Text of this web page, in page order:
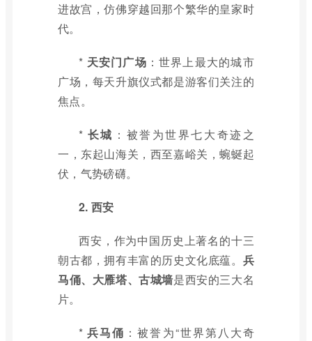
进故宫，仿佛穿越回那个繁华的皇家时
代。
* 天安门广场 ：世界上最大的城市
广场，每天升旗仪式都是游客们关注的
焦点。
* 长城 ：被誉为世界七大奇迹之
一，东起山海关，西至嘉峪关，蜿蜒起
伏，气势磅礴。
2. 西安
西安，作为中国历史上著名的十三
朝古都，拥有丰富的历史文化底蕴。 兵
马俑、大雁塔、古城墙是西安的三大名
片。
*兵马俑 ：被誉为“世界第八大奇